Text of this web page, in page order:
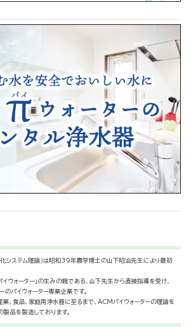
化システム理論）は昭和39年農学博士の山下昭治先生により最初
ウォーター」の生みの親である、山下先生から直接指導を受け、
パイウォーター専業企業です。
、食品、家庭用浄水器に至るまで、ACMパイウォーターの理論を
品を製造しております。